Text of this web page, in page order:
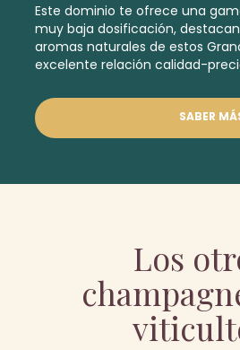
Este dominio te ofrece una
muy baja dosificación,
aromas naturales de estos
excelente relación calidad-
SABER
Los